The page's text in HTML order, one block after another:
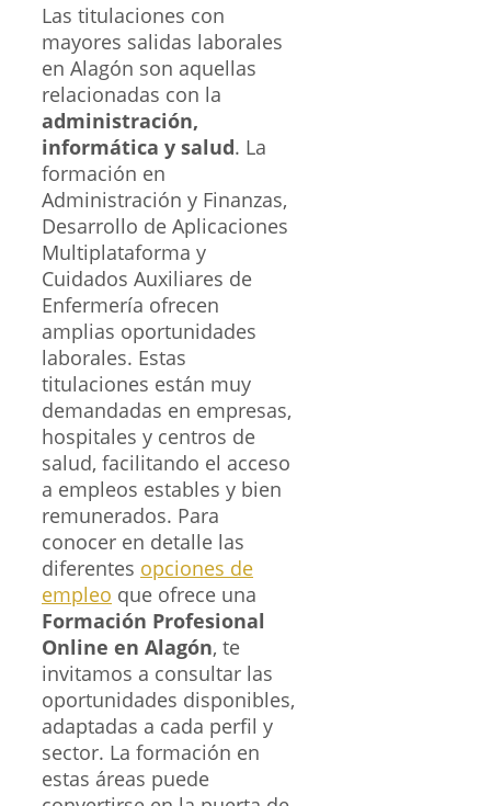
Las titulaciones con
mayores salidas laborales
en Alagón son aquellas
relacionadas con la
administración,
informática y salud. La
formación en
Administración y Finanzas,
Desarrollo de Aplicaciones
Multiplataforma y
Cuidados Auxiliares de
Enfermería ofrecen
amplias oportunidades
laborales. Estas
titulaciones están muy
demandadas en empresas,
hospitales y centros de
salud, facilitando el acceso
a empleos estables y bien
remunerados. Para
conocer en detalle las
diferentes opciones de
empleo que ofrece una
Formación Profesional
Online en Alagón, te
invitamos a consultar las
oportunidades disponibles,
adaptadas a cada perfil y
sector. La formación en
estas áreas puede